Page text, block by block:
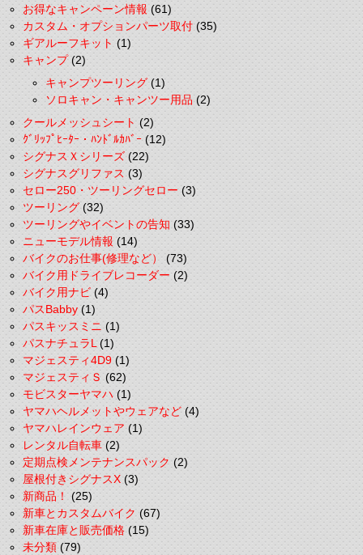
お得なキャンペーン情報(61)
カスタム・オプションパーツ取付(35)
ギアルーフキット(1)
キャンプ(2)
キャンプツーリング(1)
ソロキャン・キャンツー用品(2)
クールメッシュシート(2)
ｸﾞﾘｯﾌﾟﾋｰﾀｰ・ﾊﾝﾄﾞﾙｶﾊﾞｰ(12)
シグナスＸシリーズ(22)
シグナスグリファス(3)
セロー250・ツーリングセロー(3)
ツーリング(32)
ツーリングやイベントの告知(33)
ニューモデル情報(14)
バイクのお仕事(修理など）(73)
バイク用ドライブレコーダー(2)
バイク用ナビ(4)
パスBabby(1)
パスキッスミニ(1)
パスナチュラL(1)
マジェスティ4D9(1)
マジェスティＳ(62)
モビスターヤマハ(1)
ヤマハヘルメットやウェアなど(4)
ヤマハレインウェア(1)
レンタル自転車(2)
定期点検メンテナンスパック(2)
屋根付きシグナスX(3)
新商品！(25)
新車とカスタムバイク(67)
新車在庫と販売価格(15)
未分類(79)